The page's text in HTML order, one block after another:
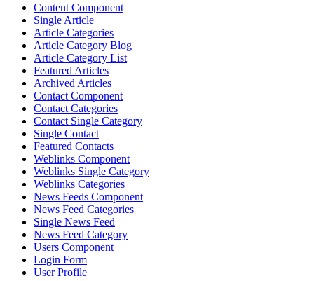
Content Component
Single Article
Article Categories
Article Category Blog
Article Category List
Featured Articles
Archived Articles
Contact Component
Contact Categories
Contact Single Category
Single Contact
Featured Contacts
Weblinks Component
Weblinks Single Category
Weblinks Categories
News Feeds Component
News Feed Categories
Single News Feed
News Feed Category
Users Component
Login Form
User Profile